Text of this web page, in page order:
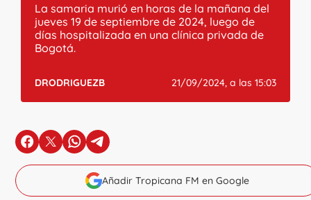
La samaria murió en horas de la mañana del
jueves 19 de septiembre de 2024, luego de
días hospitalizada en una clínica privada de
Bogotá.
DRODRIGUEZB 21/09/2024, a las 15:03
en Facebook
en Xen Whatsapp
en Telegram
Añadir Tropicana FM en Google